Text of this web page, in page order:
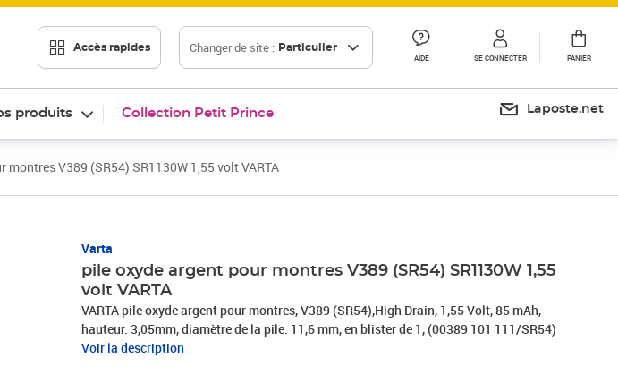
Accès rapides Changer de site : Particulier
AIDE SE CONNECTER PANIER
produits Collection Petit Prince Laposte.net
montres V389 (SR54) SR1130W 1,55 volt VARTA
Varta
pile oxyde argent pour montres V389 (SR54) SR1130W 1,55
volt VARTA
VARTA pile oxyde argent pour montres, V389 (SR54),High Drain, 1,55 Volt, 85 mAh,
hauteur: 3,05mm, diamètre de la pile: 11,6 mm, en blister de 1, (00389 101 111/SR54)
Voir la description
Prix 1,87€